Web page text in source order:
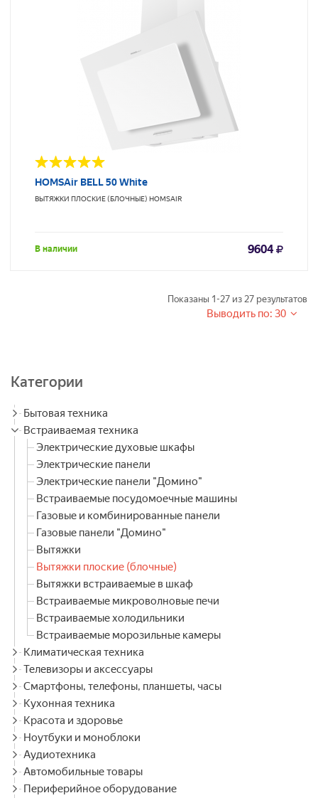
HOMSAir BELL 50 White
ВЫТЯЖКИ ПЛОСКИЕ (БЛОЧНЫЕ) HOMSAIR
В наличии 9604
Показаны 1-27 из 27 результатов
Выводить по: 30
Категории
Бытовая техника
Встраиваемая техника
Электрические духовые шкафы
Электрические панели
Электрические панели "Домино"
Встраиваемые посудомоечные машины
Газовые и комбинированные панели
Газовые панели "Домино"
Вытяжки
Вытяжки плоские (блочные)
Вытяжки встраиваемые в шкаф
Встраиваемые микроволновые печи
Встраиваемые холодильники
Встраиваемые морозильные камеры
Климатическая техника
Телевизоры и аксессуары
Смартфоны, телефоны, планшеты, часы
Кухонная техника
Красота и здоровье
Ноутбуки и моноблоки
Аудиотехника
Автомобильные товары
Периферийное оборудование